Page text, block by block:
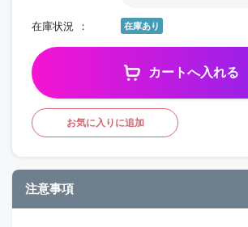
在庫状況 在庫あり
カートへ入れる
お気に入りに追加
注意事項